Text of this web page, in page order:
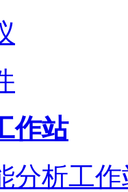
作站
分析工作